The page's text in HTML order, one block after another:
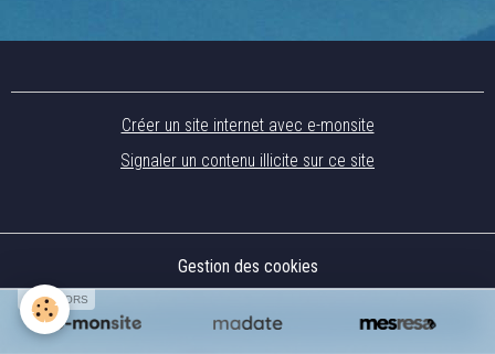
Créer un site internet avec e-monsite
Signaler un contenu illicite sur ce site
Gestion des cookies
SPONSORS